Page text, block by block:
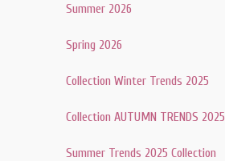
Summer 2026
Spring 2026
Collection Winter Trends 2025
Collection AUTUMN TRENDS 2025
Summer Trends 2025 Collection